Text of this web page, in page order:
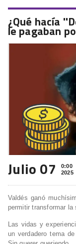
¿Qué hacía
le pagaban
Julio 07
0:00
2025
Valdés ganó
permitir transformar
Las vidas y
un verdadero tema